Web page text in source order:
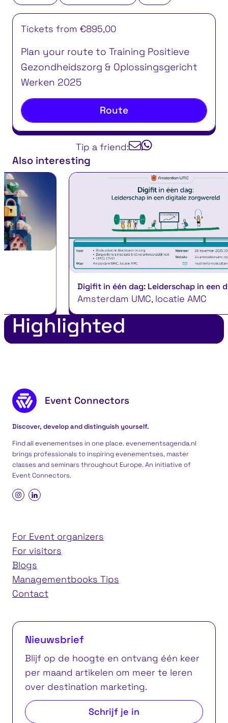
Tickets from €895,00
Plan your route to Training Positieve
Gezondheidszorg & Oplossingsgericht
Werken 2025
Route
Tip a friend:
Also interesting
Digifit in één dag: Leiderschap in een d...
Amsterdam UMC, locatie AMC
Highlighted
Footer content
Event Connectors
Discover, develop and distinguish yourself.
Find all evenementses in one place. evenementsagenda.nl
brings professionals to inspiring evenementses, master
classes and seminars throughout Europe. An initiative of
Event Connectors.
For Event organizers
For visitors
Blogs
Managementbooks Tips
Contact
Nieuwsbrief
Blijf op de hoogte en ontvang één keer
per maand artikelen om meer te leren
over destination marketing.
Schrijf je in